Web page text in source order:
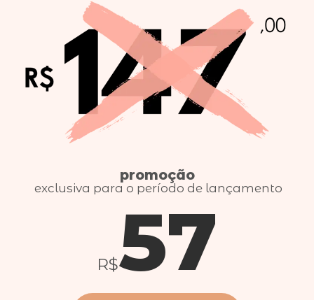
promoção
exclusiva para o período de lançamento
R$57